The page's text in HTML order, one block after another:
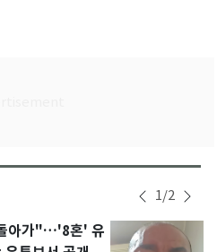
1/2
아가"…'8혼' 유